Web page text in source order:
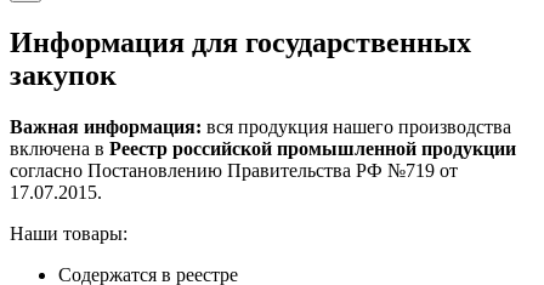
Информация для государственных
закупок
Важная информация: вся продукция нашего производства
включена в Реестр российской промышленной продукции
согласно Постановлению Правительства РФ №719 от
17.07.2015.
Наши товары:
Содержатся в реестре